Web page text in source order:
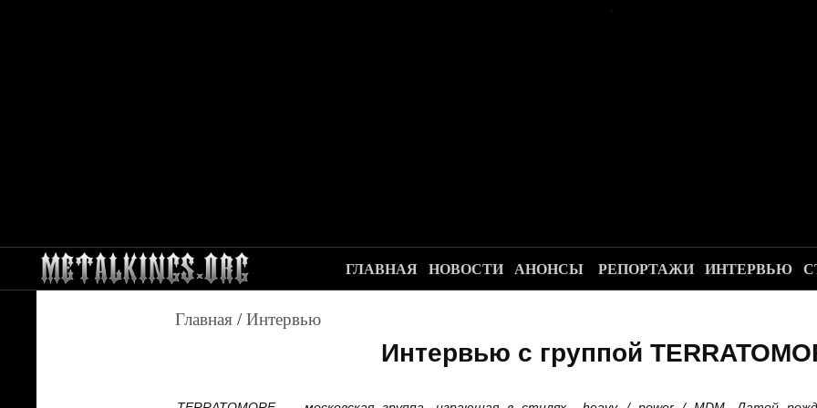
.
ГЛАВНАЯ НОВОСТИ АНОНСЫ РЕПОРТАЖИ ИНТЕРВЬЮ
Главная /Интервью
Интервью с группой